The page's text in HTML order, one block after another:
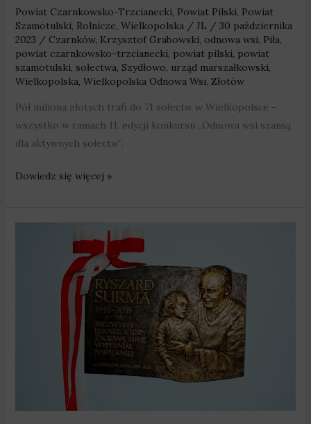
Powiat Czarnkowsko-Trzcianecki, Powiat Pilski, Powiat
Szamotulski, Rolnicze, Wielkopolska/ JL / 30 października
2023 / Czarnków, Krzysztof Grabowski, odnowa wsi, Piła,
powiat czarnkowsko-trzcianecki, powiat pilski, powiat
szamotulski, sołectwa, Szydłowo, urząd marszałkowski,
Wielkopolska, Wielkopolska Odnowa Wsi, Złotów
Pół miliona złotych trafi do 71 sołectw w Wielkopolsce –
wszystko w ramach 11. edycji konkursu „Odnowa wsi szansą
dla aktywnych sołectw”.
Dowiedz się więcej »
zobowiązanie.
czuwa